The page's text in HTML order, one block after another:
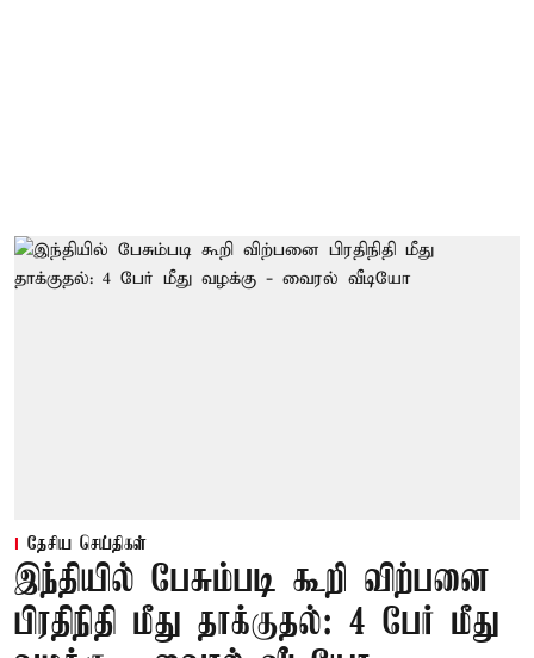
தேசிய செய்திகள்
இந்தியில் பேசும்படி கூறி விற்பனை
பிரதிநிதி மீது தாக்குதல்: 4 பேர் மீது